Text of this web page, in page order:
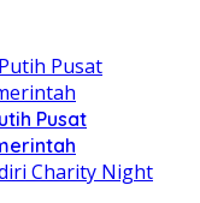
Pusat